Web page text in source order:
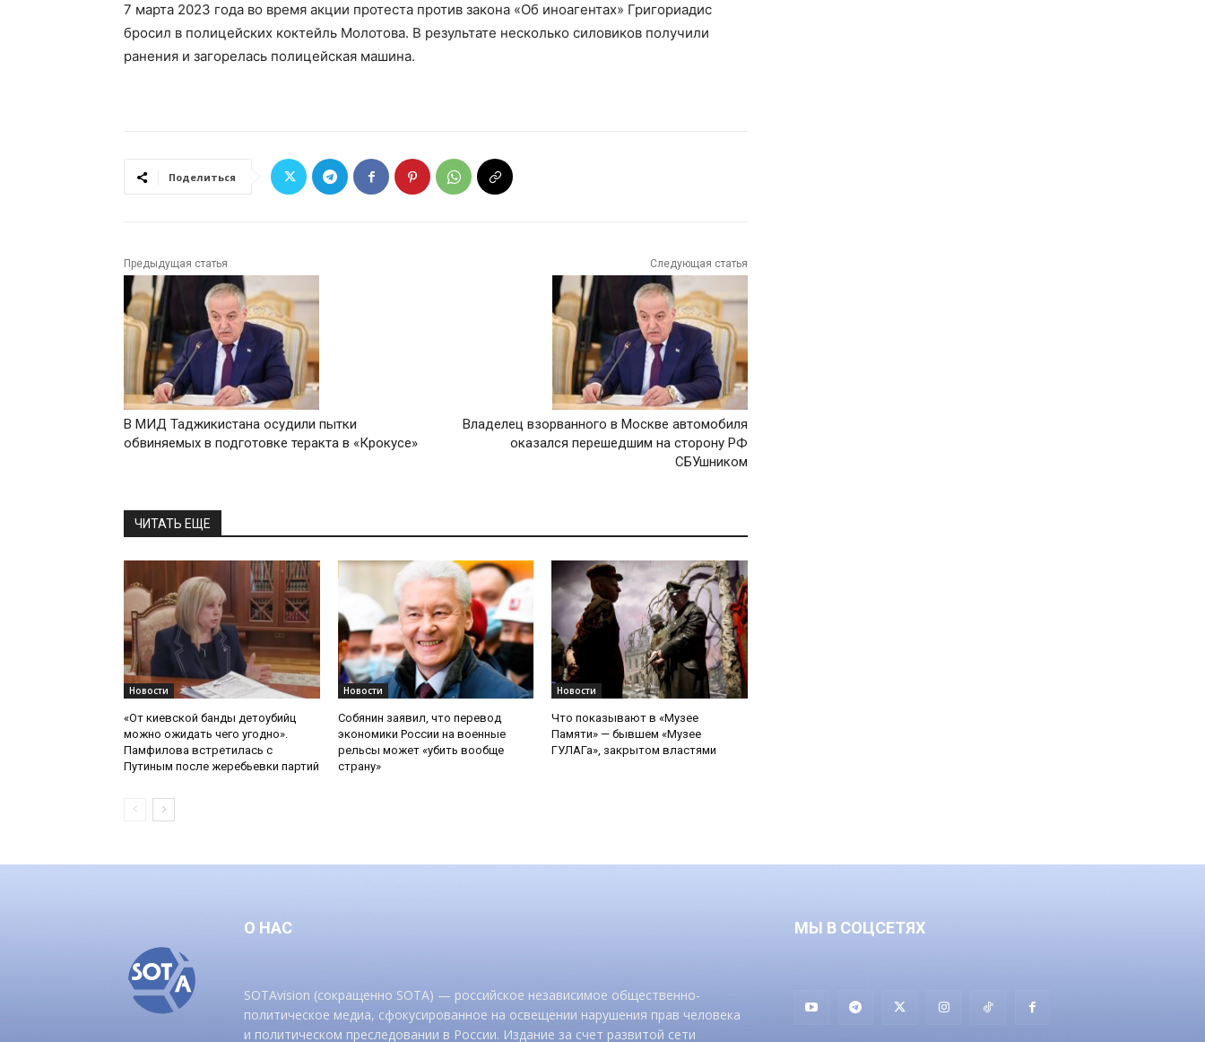
7 марта 2023 года во время акции протеста против закона «Об иноагентах» Григориадис
бросил в полицейских коктейль Молотова. В результате несколько силовиков получили
ранения и загорелась полицейская машина.
Поделиться
Предыдущая статья
В МИД Таджикистана осудили пытки
обвиняемых в подготовке теракта в «Крокусе»
Следующая статья
Владелец взорванного в Москве автомобиля
оказался перешедшим на сторону РФ
СБУшником
ЧИТАТЬ ЕЩЕ
Новости
«От киевской банды детоубийц
можно ожидать чего угодно».
Памфилова встретилась с
Путиным после жеребьевки партий
Новости
Собянин заявил, что перевод
экономики России на военные
рельсы может «убить вообще
страну»
Новости
Что показывают в «Музее
Памяти» — бывшем «Музее
ГУЛАГа», закрытом властями
О НАС
SOTAvision (сокращенно SOTA) — российское независимое общественно-
политическое медиа, сфокусированное на освещении нарушения прав человека
и политическом преследовании в России. Издание за счет развитой сети
МЫ В СОЦСЕТЯХ